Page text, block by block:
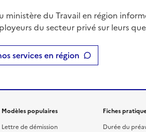
ministère du Travail en région
du secteur privé sur leurs
services en région
Modèles populaires
Lettre de démission
Fiches
Durée du